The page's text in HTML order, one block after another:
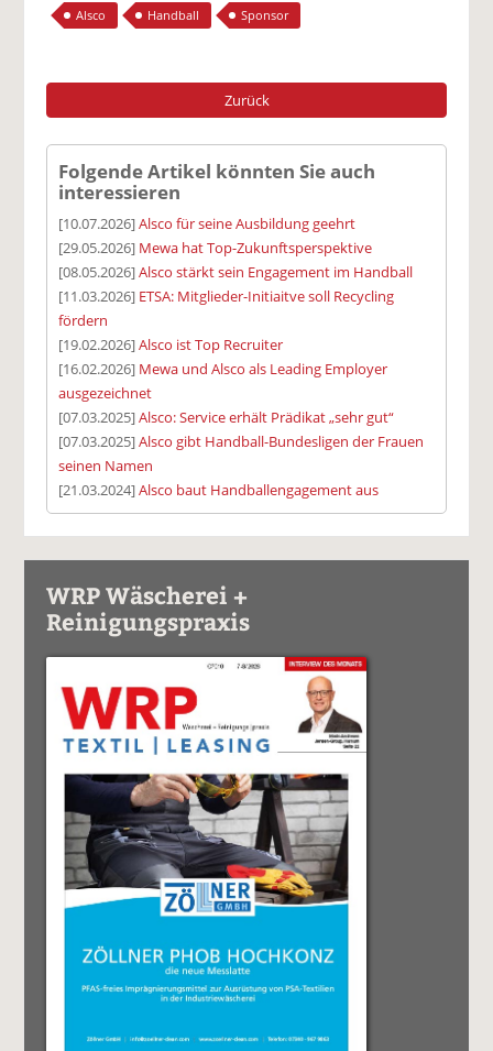
Alsco Handball Sponsor
Zurück
Folgende Artikel könnten Sie auch
interessieren
[10.07.2026]Alsco für seine Ausbildung geehrt
[29.05.2026] Mewa hat Top-Zukunftsperspektive
[08.05.2026]Alsco stärkt sein Engagement im Handball
[11.03.2026] ETSA: Mitglieder-Initiaitve soll Recycling
fördern
[19.02.2026]Alsco ist Top Recruiter
[16.02.2026] Mewa und Alsco als Leading Employer
ausgezeichnet
[07.03.2025]Alsco: Service erhält Prädikat „sehr gut“
[07.03.2025]Alsco gibt Handball-Bundesligen der Frauen
seinen Namen
[21.03.2024]Alsco baut Handballengagement aus
WRP Wäscherei +
Reinigungspraxis